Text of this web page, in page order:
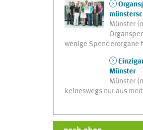
Münster
wenige Spenderorgane
Münster
Münster
keineswegs nur aus